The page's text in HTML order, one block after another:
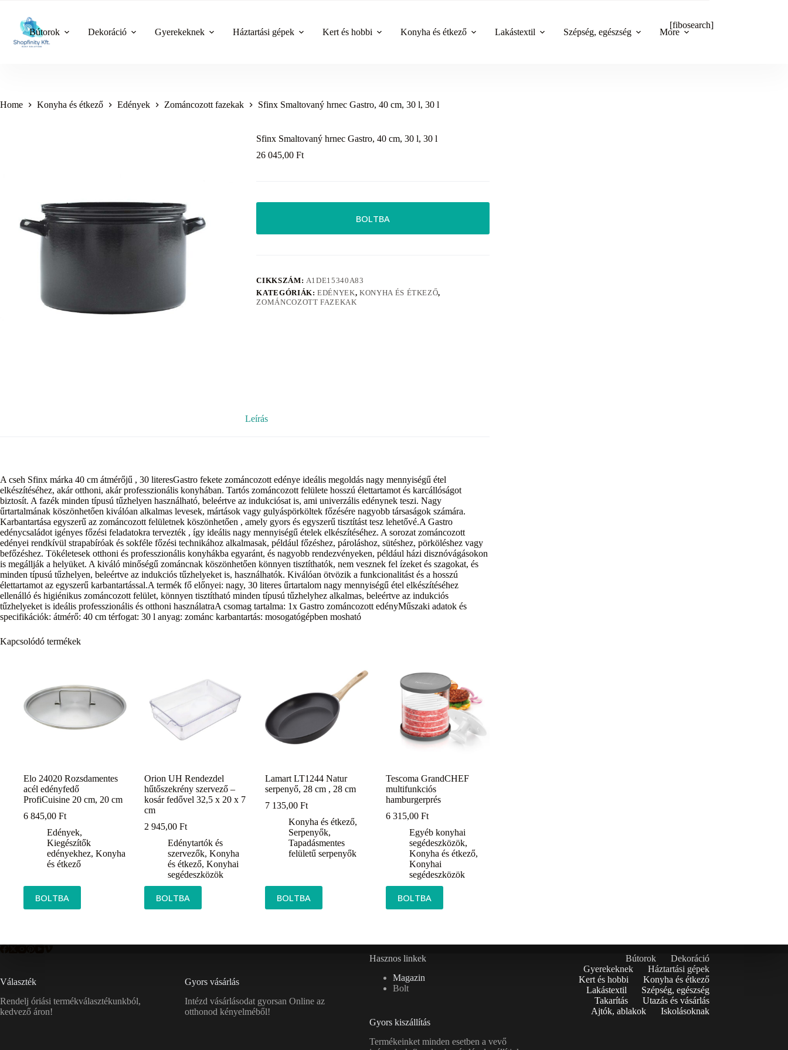
content
Bútorok Dekoráció Gyerekeknek Háztartási gépek Kert és hobbi Konyha és étkező Lakástextil Szépség, egészség More
[fibosearch]
Home Konyha és étkező Edények Zománcozott fazekak Sfinx Smaltovaný hrnec Gastro, 40 cm, 30 l, 30 l
Sfinx Smaltovaný hrnec Gastro, 40 cm, 30 l, 30 l
26 045,00Ft
BOLTBA
CIKKSZÁM: A1DE15340A83
KATEGÓRIÁK:EDÉNYEK, KONYHA ÉS ÉTKEZŐ,
ZOMÁNCOZOTT FAZEKAK
Leírás
A cseh Sfinx márka 40 cm átmérőjű , 30 literesGastro fekete zománcozott edénye ideális megoldás nagy mennyiségű étel
elkészítéséhez, akár otthoni, akár professzionális konyhában. Tartós zománcozott felülete hosszú élettartamot és karcállóságot
biztosít. A fazék minden típusú tűzhelyen használható, beleértve az indukciósat is, ami univerzális edénynek teszi. Nagy
űrtartalmának köszönhetően kiválóan alkalmas levesek, mártások vagy gulyáspörköltek főzésére nagyobb társaságok számára.
Karbantartása egyszerű az zománcozott felületnek köszönhetően , amely gyors és egyszerű tisztítást tesz lehetővé.A Gastro
edénycsaládot igényes főzési feladatokra tervezték , így ideális nagy mennyiségű ételek elkészítéséhez. A sorozat zománcozott
edényei rendkívül strapabíróak és sokféle főzési technikához alkalmasak, például főzéshez, pároláshoz, sütéshez, pörköléshez vagy
befőzéshez. Tökéletesek otthoni és professzionális konyhákba egyaránt, és nagyobb rendezvényeken, például házi disznóvágásokon
is megállják a helyüket. A kiváló minőségű zománcnak köszönhetően könnyen tisztíthatók, nem vesznek fel ízeket és szagokat, és
minden típusú tűzhelyen, beleértve az indukciós tűzhelyeket is, használhatók. Kiválóan ötvözik a funkcionalitást és a hosszú
élettartamot az egyszerű karbantartással.A termék fő előnyei: nagy, 30 literes űrtartalom nagy mennyiségű étel elkészítéséhez
ellenálló és higiénikus zománcozott felület, könnyen tisztítható minden típusú tűzhelyhez alkalmas, beleértve az indukciós
tűzhelyeket is ideális professzionális és otthoni használatraA csomag tartalma: 1x Gastro zománcozott edényMűszaki adatok és
specifikációk: átmérő: 40 cm térfogat: 30 l anyag: zománc karbantartás: mosogatógépben mosható
Kapcsolódó termékek
Elo 24020 Rozsdamentes
acél edényfedő
ProfiCuisine 20 cm, 20 cm
6 845,00 Ft
Edények,
Kiegészítők
edényekhez, Konyha
és étkező
BOLTBA
Orion UH Rendezdel
hűtőszekrény szervező –
kosár fedővel 32,5 x 20 x 7
cm
2 945,00Ft
Edénytartók és
szervezők,Konyha
és étkező,Konyhai
segédeszközök
BOLTBA
Lamart LT1244 Natur
serpenyő, 28 cm , 28 cm
7 135,00Ft
Konyha és étkező,
Serpenyők,
Tapadásmentes
felületű serpenyők
BOLTBA
Tescoma GrandCHEF
multifunkciós
hamburgerprés
6 315,00Ft
Egyéb konyhai
segédeszközök,
Konyha és étkező,
Konyhai
segédeszközök
BOLTBA
Választék
Rendelj óriási termékválasztékunkból,
kedvező áron!
Gyors vásárlás
Intézd vásárlásodat gyorsan Online az
otthonod kényelméből!
Hasznos linkek
Magazin
Bolt
Gyors kiszállítás
Termékeinket minden esetben a vevő
Bútorok
Dekoráció
Gyerekeknek
Háztartási gépek
Kert és hobbi
Konyha és étkező
Lakástextil
Szépség, egészség
Takarítás
Utazás és vásárlás
Ajtók, ablakok
Iskolásoknak